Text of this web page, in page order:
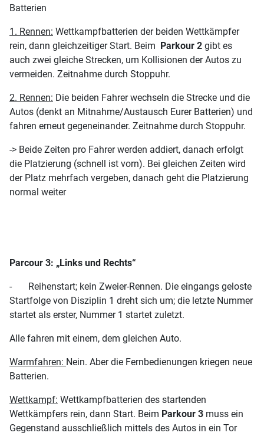
Batterien
1. Rennen: Wettkampfbatterien der beiden Wettkämpfer
rein, dann gleichzeitiger Start. Beim Parkour 2 gibt es
auch zwei gleiche Strecken, um Kollisionen der Autos zu
vermeiden. Zeitnahme durch Stoppuhr.
2. Rennen: Die beiden Fahrer wechseln die Strecke und die
Autos (denkt an Mitnahme/Austausch Eurer Batterien) und
fahren erneut gegeneinander. Zeitnahme durch Stoppuhr.
-> Beide Zeiten pro Fahrer werden addiert, danach erfolgt
die Platzierung (schnell ist vorn). Bei gleichen Zeiten wird
der Platz mehrfach vergeben, danach geht die Platzierung
normal weiter
Parcour 3: „Links und Rechts“
- Reihenstart; kein Zweier-Rennen. Die eingangs geloste
Startfolge von Disziplin 1 dreht sich um; die letzte Nummer
startet als erster, Nummer 1 startet zuletzt.
Alle fahren mit einem, dem gleichen Auto.
Warmfahren: Nein. Aber die Fernbedienungen kriegen neue
Batterien.
Wettkampf: Wettkampfbatterien des startenden
Wettkämpfers rein, dann Start. Beim Parkour 3 muss ein
Gegenstand ausschließlich mittels des Autos in ein Tor